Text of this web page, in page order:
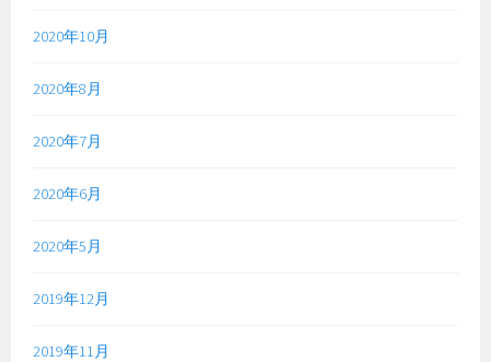
2020年10月
2020年8月
2020年7月
2020年6月
2020年5月
2019年12月
2019年11月